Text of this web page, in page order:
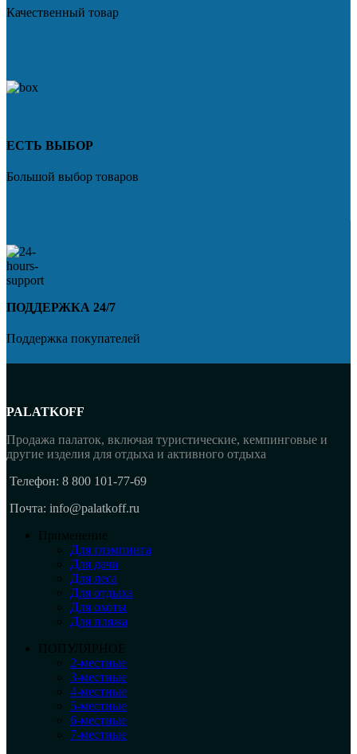
Качественный товар
ЕСТЬ ВЫБОР
Большой выбор товаров
ПОДДЕРЖКА 24/7
Поддержка покупателей
PALATKOFF
Продажа палаток, включая туристические, кемпинговые и
другие изделия для отдыха и активного отдыха
Телефон: 8 800 101-77-69
Почта: info@palatkoff.ru
Применение
Для глэмпинга
Для дачи
Для леса
Для отдыха
Для охоты
Для пляжа
ПОПУЛЯРНОЕ
2-местные
3-местные
4-местные
5-местные
6-местные
7-местные